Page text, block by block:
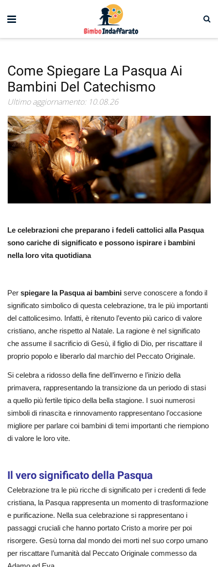
Come Spiegare La Pasqua Ai
Bambini Del Catechismo
Ultimo aggiornamento: 10.08.26
Le celebrazioni che preparano i fedeli cattolici alla Pasqua
sono cariche di significato e possono ispirare i bambini
nella loro vita quotidiana
Per spiegare la Pasqua ai bambini serve conoscere a fondo il
significato simbolico di questa celebrazione, tra le più importanti
del cattolicesimo. Infatti, è ritenuto l’evento più carico di valore
cristiano, anche rispetto al Natale. La ragione è nel significato
che assume il sacrificio di Gesù, il figlio di Dio, per riscattare il
proprio popolo e liberarlo dal marchio del Peccato Originale.
Si celebra a ridosso della fine dell’inverno e l’inizio della
primavera, rappresentando la transizione da un periodo di stasi
a quello più fertile tipico della bella stagione. I suoi numerosi
simboli di rinascita e rinnovamento rappresentano l’occasione
migliore per parlare coi bambini di temi importanti che riempiono
di valore le loro vite.
Il vero significato della Pasqua
Celebrazione tra le più ricche di significato per i credenti di fede
cristiana, la Pasqua rappresenta un momento di trasformazione
e purificazione. Nella sua celebrazione si rappresentano i
passaggi cruciali che hanno portato Cristo a morire per poi
risorgere. Gesù torna dal mondo dei morti nel suo corpo umano
per riscattare l’umanità dal Peccato Originale commesso da